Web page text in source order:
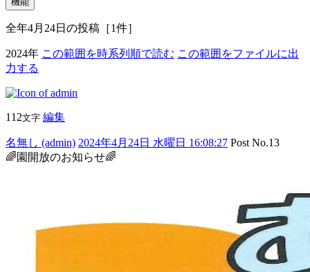
全年4月24日 の投稿 ［1件］
2024年 この範囲を時系列順で読む この範囲をファイルに出
力する
112文字 編集
名無し (admin) 2024年4月24日 水曜日 16:08:27 Post No.13
🌈園開放のお知らせ🌈